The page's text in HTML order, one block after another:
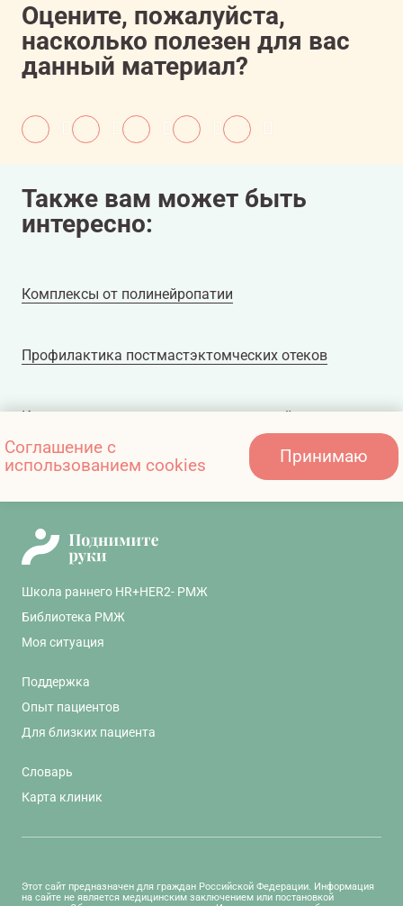
Оцените, пожалуйста,
насколько полезен для вас
данный материал?
Также вам может быть
интересно:
Комплексы от полинейропатии
Профилактика постмастэктомческих отеков
Комплекс для ликвидации последствий
нейротоксичности и ограничения подвижности
плечевого сустава
Школа раннего HR+HER2- РМЖ
Библиотека РМЖ
Моя ситуация
Поддержка
Опыт пациентов
Для близких пациента
Словарь
Карта клиник
Этот сайт предназначен для граждан Российской Федерации. Информация
на сайте не является медицинским заключением или постановкой
Соглашение с
использованием cookies
Принимаю